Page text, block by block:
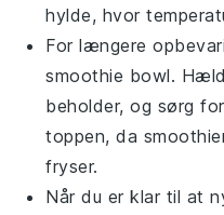
hylde, hvor
For længere
smoothie bowl.
beholder, og sørg
toppen, da
fryser.
Når du er klar til at